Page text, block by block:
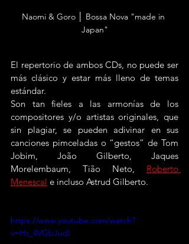
Naomi & Goro │ Bossa Nova "made in
Japan"
El repertorio de ambos CDs, no puede ser
más clásico y estar más lleno de temas
estándar.
Son tan fieles a las armonías de los
compositores y/o artistas originales, que
sin plagiar, se pueden adivinar en sus
canciones pimceladas o “gestos” de Tom
Jobim, João Gilberto, Jaques
Morelembaum, Tião Neto, Roberto
Menescal e incluso Astrud Gilberto.
https://www.youtube.com/watch?
v=Hs_4VGbJudI